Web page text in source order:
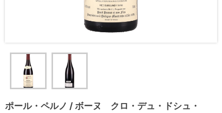
ポール・ペルノ / ボーヌ クロ・デュ・ドシュ・